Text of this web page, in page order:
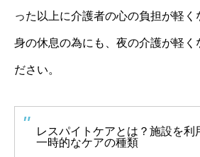
った以上に介護者の心の負担が軽く
身の休息の為にも、夜の介護が軽く
ださい。
レスパイトケアとは？施設を利
一時的なケアの種類